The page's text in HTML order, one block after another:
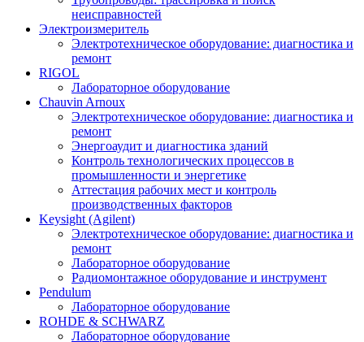
неисправностей
Электроизмеритель
Электротехническое оборудование: диагностика и
ремонт
RIGOL
Лабораторное оборудование
Chauvin Arnoux
Электротехническое оборудование: диагностика и
ремонт
Энергоаудит и диагностика зданий
Контроль технологических процессов в
промышленности и энергетике
Аттестация рабочих мест и контроль
производственных факторов
Keysight (Agilent)
Электротехническое оборудование: диагностика и
ремонт
Лабораторное оборудование
Радиомонтажное оборудование и инструмент
Pendulum
Лабораторное оборудование
ROHDE & SCHWARZ
Лабораторное оборудование